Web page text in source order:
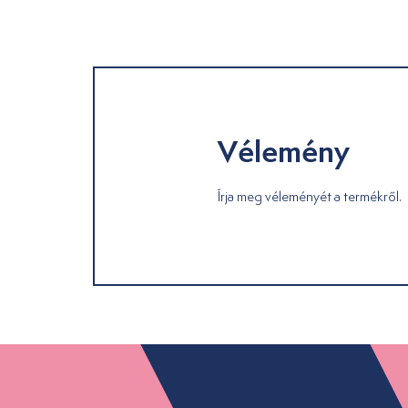
Vélemény
Írja meg véleményét a termékről.